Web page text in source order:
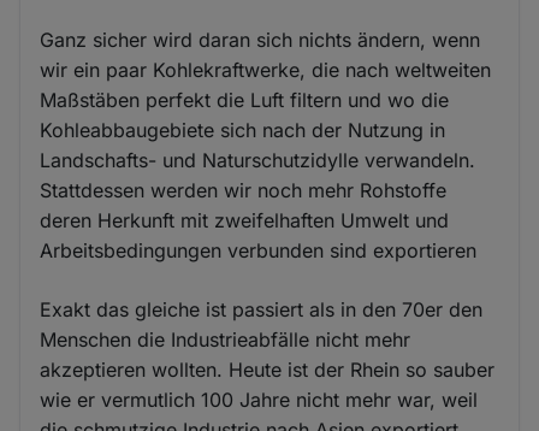
Ganz sicher wird daran sich nichts ändern, wenn
wir ein paar Kohlekraftwerke, die nach weltweiten
Maßstäben perfekt die Luft filtern und wo die
Kohleabbaugebiete sich nach der Nutzung in
Landschafts- und Naturschutzidylle verwandeln.
Stattdessen werden wir noch mehr Rohstoffe
deren Herkunft mit zweifelhaften Umwelt und
Arbeitsbedingungen verbunden sind exportieren
Exakt das gleiche ist passiert als in den 70er den
Menschen die Industrieabfälle nicht mehr
akzeptieren wollten. Heute ist der Rhein so sauber
wie er vermutlich 100 Jahre nicht mehr war, weil